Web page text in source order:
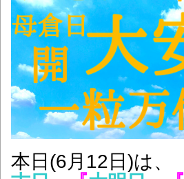
本日(6月12日)は、